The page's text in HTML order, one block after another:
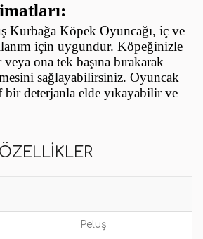
Kurbağa Köpek Oyuncağı, iç ve
için uygundur. Köpeğinizle
ona tek başına bırakarak
sağlayabilirsiniz. Oyuncak
deterjanla elde yıkayabilir ve
ÖZELLIKLER
Peluş